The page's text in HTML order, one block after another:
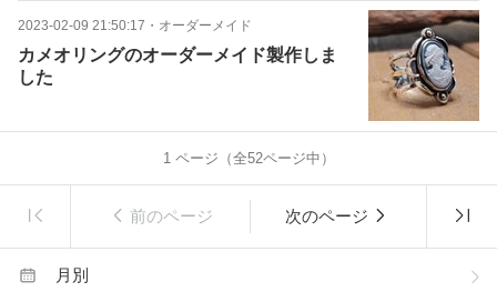
2023-02-09 21:50:17 ・ オーダーメイド
カメオリングのオーダーメイド製作しま
した
1ページ（全52ページ中）
前のページ 次のページ
月別